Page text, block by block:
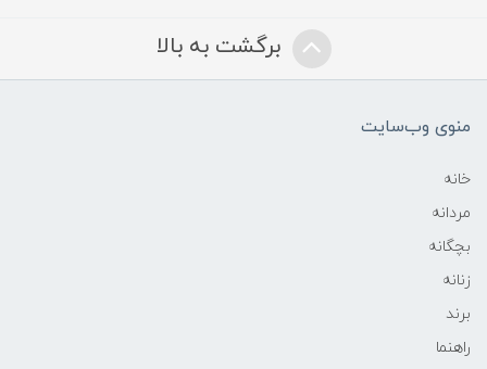
برگشت به بالا
منوی وب‌سایت
خانه
مردانه
بچگانه
زنانه
برند
راهنما